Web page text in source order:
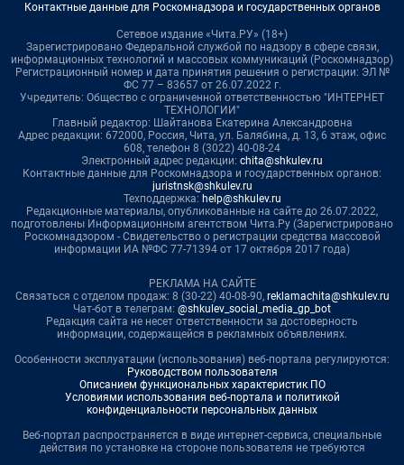
Контактные данные для Роскомнадзора и государственных органов
Сетевое издание «Чита.РУ» (18+)
Зарегистрировано Федеральной службой по надзору в сфере связи,
информационных технологий и массовых коммуникаций (Роскомнадзор)
Регистрационный номер и дата принятия решения о регистрации: ЭЛ №
ФС 77 – 83657 от 26.07.2022 г.
Учредитель: Общество с ограниченной ответственностью "ИНТЕРНЕТ
ТЕХНОЛОГИИ"
Главный редактор: Шайтанова Екатерина Александровна
Адрес редакции: 672000, Россия, Чита, ул. Балябина, д. 13, 6 этаж, офис
608, телефон 8 (3022) 40-08-24
Электронный адрес редакции: chita@shkulev.ru
Контактные данные для Роскомнадзора и государственных органов:
juristnsk@shkulev.ru
Техподдержка: help@shkulev.ru
Редакционные материалы, опубликованные на сайте до 26.07.2022,
подготовлены Информационным агентством Чита.Ру (Зарегистрировано
Роскомнадзором - Свидетельство о регистрации средства массовой
информации ИА №ФС 77-71394 от 17 октября 2017 года)
РЕКЛАМА НА САЙТЕ
Связаться с отделом продаж: 8 (30-22) 40-08-90, reklamachita@shkulev.ru
Чат-бот в телеграм: @shkulev_social_media_gp_bot
Редакция сайта не несет ответственности за достоверность
информации, содержащейся в рекламных объявлениях.
Особенности эксплуатации (использования) веб-портала регулируются:
Руководством пользователя
Описанием функциональных характеристик ПО
Условиями использования веб-портала и политикой
конфиденциальности персональных данных
Веб-портал распространяется в виде интернет-сервиса, специальные
действия по установке на стороне пользователя не требуются